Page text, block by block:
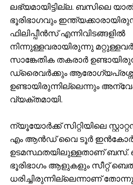
ലഭ്യമായിട്ടില്ല. ബസിലെ
ഭൂരിഭാഗവും
ഫിലിപ്പീൻസ് എന്നിവിടങ്ങളിൽ
നിന്നുള്ളവരായിരുന്നു
സാങ്കേതിക തകരാർ
ഡ്രൈവർക്കും
ഉണ്ടായിരുന്നില്ലെന്നും
വ്യക്തമായി.
ന്യൂയോർക്ക് സിറ്റിയിലെ
എം ആൻഡ് വൈ ടൂർ
ഉടമസ്ഥതയിലുള്ളതാണ് ബസ്.
ഭൂരിഭാഗം ആളുകളും സീറ്റ്
ധരിച്ചിരുന്നില്ലെന്നാണ്